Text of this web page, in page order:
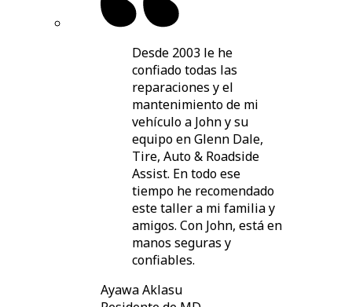
Desde 2003 le he
confiado todas las
reparaciones y el
mantenimiento de mi
vehículo a John y su
equipo en Glenn Dale,
Tire, Auto & Roadside
Assist. En todo ese
tiempo he recomendado
este taller a mi familia y
amigos. Con John, está en
manos seguras y
confiables.
Ayawa Aklasu